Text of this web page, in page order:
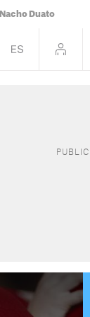
Nacho Duato